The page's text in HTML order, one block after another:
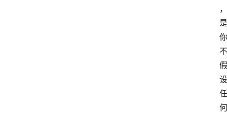
，
是
你
不
假
设
任
何